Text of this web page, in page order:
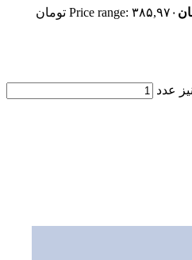
Price range: ۳۸۵,۹۷۰ تومان
عدد